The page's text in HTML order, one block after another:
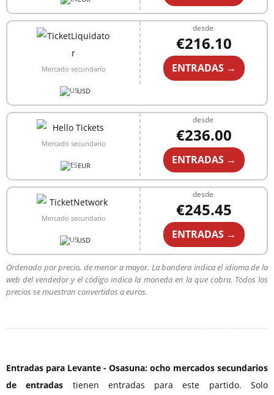
Mercado secundario
USD
desde
€216.10
ENTRADAS →
Mercado secundario
EUR
desde
€236.00
ENTRADAS →
Mercado secundario
USD
desde
€245.45
ENTRADAS →
Ordenado por precio, de menor a mayor. La bandera indica el idioma de la
web del vendedor y el código indica la moneda en la que cobra. Todos los
precios se muestran convertidos a euros.
Entradas para Levante - Osasuna: ocho mercados secundarios
de entradas tienen entradas para este partido. Solo